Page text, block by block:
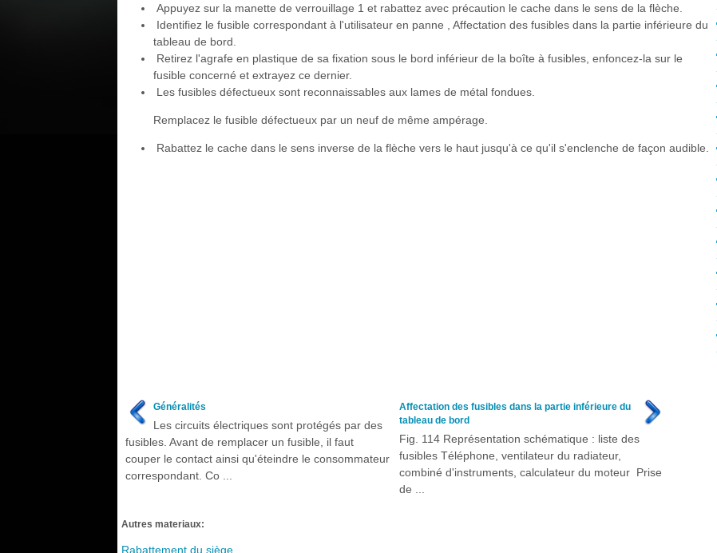
Appuyez sur la manette de verrouillage 1 et rabattez avec précaution le cache dans le sens de la flèche.
Identifiez le fusible correspondant à l'utilisateur en panne , Affectation des fusibles dans la partie inférieure du
tableau de bord.
Retirez l'agrafe en plastique de sa fixation sous le bord inférieur de la boîte à fusibles, enfoncez-la sur le
fusible concerné et extrayez ce dernier.
Les fusibles défectueux sont reconnaissables aux lames de métal fondues.
Remplacez le fusible défectueux par un neuf de même ampérage.
Rabattez le cache dans le sens inverse de la flèche vers le haut jusqu'à ce qu'il s'enclenche de façon audible.
Généralités
Les circuits électriques sont protégés par des
fusibles. Avant de remplacer un fusible, il faut
couper le contact ainsi qu'éteindre le consommateur
correspondant. Co ...
Affectation des fusibles dans la partie inférieure du
tableau de bord
Fig. 114 Représentation schématique : liste des
fusibles Téléphone, ventilateur du radiateur,
combiné d'instruments, calculateur du moteur Prise
de ...
Autres materiaux:
Rabattement du siège